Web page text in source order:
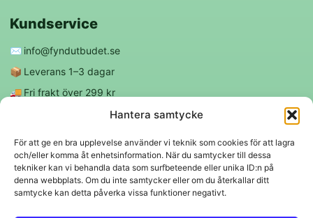
Hantera samtycke
För att ge en bra upplevelse använder vi teknik som cookies för att lagra
och/eller komma åt enhetsinformation. När du samtycker till dessa
tekniker kan vi behandla data som surfbeteende eller unika ID:n på
denna webbplats. Om du inte samtycker eller om du återkallar ditt
samtycke kan detta påverka vissa funktioner negativt.
Kundservice
✉️ info@fyndutbudet.se
📦 Leverans 1–3 dagar
🚚 Fri frakt över 299 kr
Följ oss
f ◎